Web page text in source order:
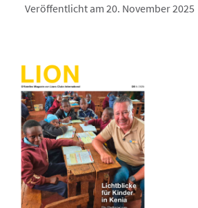
Veröffentlicht am 20. November 2025